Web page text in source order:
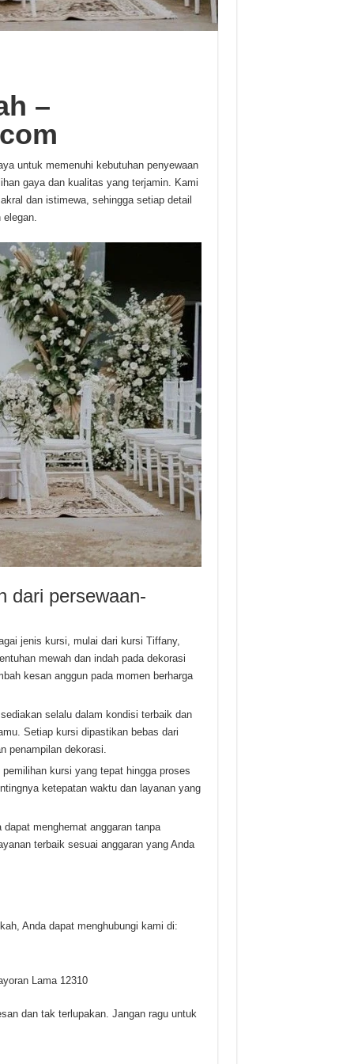
–
untuk memenuhi kebutuhan penyewaan
gaya dan kualitas yang terjamin. Kami
dan istimewa, sehingga setiap detail
elegan.
dari persewaan-
jenis kursi, mulai dari kursi Tiffany,
mewah dan indah pada dekorasi
kesan anggun pada momen berharga
selalu dalam kondisi terbaik dan
Setiap kursi dipastikan bebas dari
penampilan dekorasi.
kursi yang tepat hingga proses
ketepatan waktu dan layanan yang
menghemat anggaran tanpa
terbaik sesuai anggaran yang Anda
Anda dapat menghubungi kami di:
Lama 12310
dan tak terlupakan. Jangan ragu untuk